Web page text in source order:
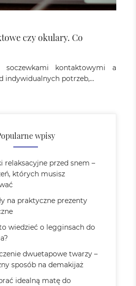
czy okulary. Co
soczewkami kontaktowymi a
indywidualnych potrzeb,…
wpisy
relaksacyjne przed snem –
których musisz
na praktyczne prezenty
wiedzieć o legginsach do
dwuetapowe twarzy –
sposób na demakijaż
idealną matę do